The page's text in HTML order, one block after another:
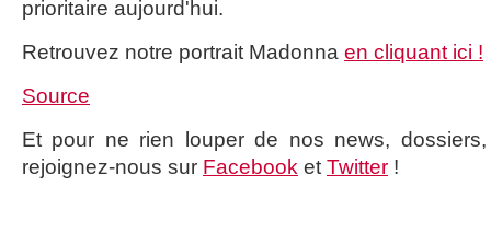
prioritaire aujourd'hui.
Retrouvez notre portrait Madonna en cliquant ici !
Source
Et pour ne rien louper de nos news,
rejoignez-nous sur Facebook et Twitter !